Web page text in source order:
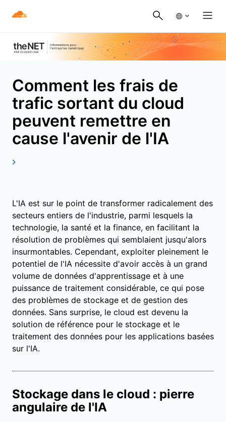
Comment les frais de
trafic sortant du cloud
peuvent remettre en
cause l'avenir de l'IA
L'IA est sur le point de transformer radicalement des
secteurs entiers de l'industrie, parmi lesquels la
technologie, la santé et la finance, en facilitant la
résolution de problèmes qui semblaient jusqu'alors
insurmontables. Cependant, exploiter pleinement le
potentiel de l'IA nécessite d'avoir accès à un grand
volume de données d'apprentissage et à une
puissance de traitement considérable, ce qui pose
des problèmes de stockage et de gestion des
données. Sans surprise, le cloud est devenu la
solution de référence pour le stockage et le
traitement des données pour les applications basées
sur l'IA.
Stockage dans le cloud : pierre
angulaire de l'IA